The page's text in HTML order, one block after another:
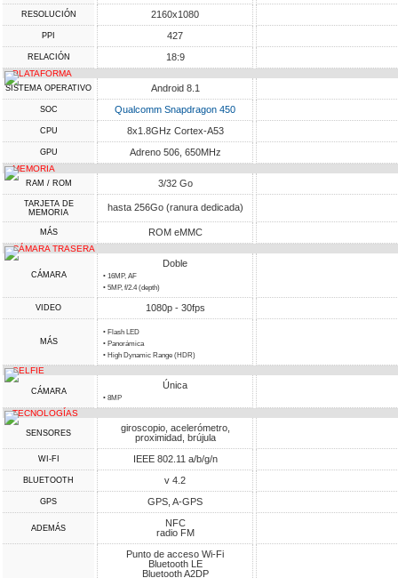
RESOLUCIÓN 2160x1080
PPI 427
RELACIÓN 18:9
PLATAFORMA
SISTEMA OPERATIVO Android 8.1
SOC Qualcomm Snapdragon 450
CPU 8x1.8GHz Cortex-A53
GPU Adreno 506, 650MHz
MEMORIA
RAM / ROM 3/32 Go
TARJETA DE
MEMORIA
hasta 256Go (ranura dedicada)
MÁS ROM eMMC
CÁMARA TRASERA
CÁMARA
Doble
• 16MP, AF
• 5MP, f/2.4 (depth)
VIDEO 1080p - 30fps
MÁS
• Flash LED
• Panorámica
• High Dynamic Range (HDR)
SELFIE
CÁMARA
Única
• 8MP
TECNOLOGÍAS
SENSORES
giroscopio, acelerómetro,
proximidad, brújula
WI-FI IEEE 802.11 a/b/g/n
BLUETOOTH v 4.2
GPS GPS, A-GPS
ADEMÁS
NFC
radio FM
Punto de acceso Wi-Fi
Bluetooth LE
Bluetooth A2DP